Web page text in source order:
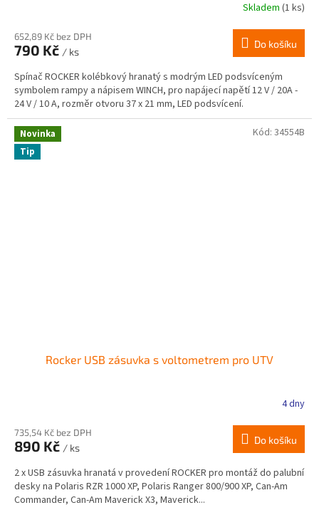
Skladem (1 ks)
652,89 Kč bez DPH
790 Kč / ks
Do košíku
Spínač ROCKER kolébkový hranatý s modrým LED podsvíceným
symbolem rampy a nápisem WINCH, pro napájecí napětí 12 V / 20A -
24 V / 10 A, rozměr otvoru 37 x 21 mm, LED podsvícení.
Novinka
Tip
Rocker USB zásuvka s voltometrem pro UTV
4 dny
735,54 Kč bez DPH
890 Kč / ks
Do košíku
2 x USB zásuvka hranatá v provedení ROCKER pro montáž do palubní
desky na Polaris RZR 1000 XP, Polaris Ranger 800/900 XP, Can-Am
Commander, Can-Am Maverick X3, Maverick...
Kód: 34554B